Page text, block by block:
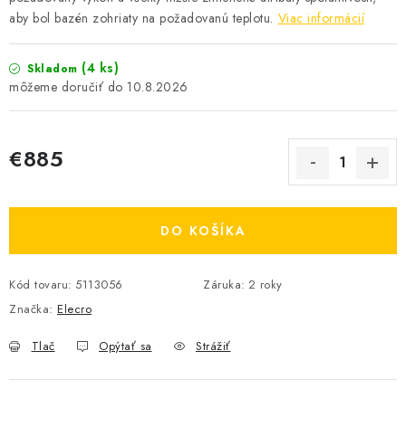
aby bol bazén zohriaty na požadovanú teplotu. Viac informácií
Skladom (4 ks)
10.8.2026
€885
DO KOŠÍKA
Kód tovaru: 5113056 Záruka: 2 roky
Značka: Elecro
Tlač Opýtať sa Strážiť